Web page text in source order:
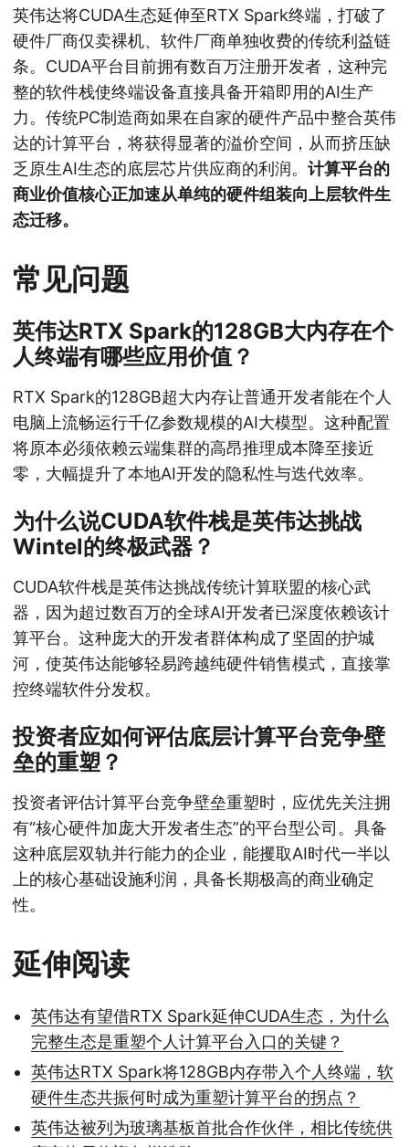
英伟达将CUDA生态延伸至RTX Spark终端，打破了
硬件厂商仅卖裸机、软件厂商单独收费的传统利益链
条。CUDA平台目前拥有数百万注册开发者，这种完
整的软件栈使终端设备直接具备开箱即用的AI生产
力。传统PC制造商如果在自家的硬件产品中整合英伟
达的计算平台，将获得显著的溢价空间，从而挤压缺
乏原生AI生态的底层芯片供应商的利润。 计算平台的
商业价值核心正加速从单纯的硬件组装向上层软件生
态迁移。
常见问题
英伟达RTX Spark的128GB大内存在个
人终端有哪些应用价值？
RTX Spark的128GB超大内存让普通开发者能在个人
电脑上流畅运行千亿参数规模的AI大模型。这种配置
将原本必须依赖云端集群的高昂推理成本降至接近
零，大幅提升了本地AI开发的隐私性与迭代效率。
为什么说CUDA软件栈是英伟达挑战
Wintel的终极武器？
CUDA软件栈是英伟达挑战传统计算联盟的核心武
器，因为超过数百万的全球AI开发者已深度依赖该计
算平台。这种庞大的开发者群体构成了坚固的护城
河，使英伟达能够轻易跨越纯硬件销售模式，直接掌
控终端软件分发权。
投资者应如何评估底层计算平台竞争壁
垒的重塑？
投资者评估计算平台竞争壁垒重塑时，应优先关注拥
有“核心硬件加庞大开发者生态”的平台型公司。具备
这种底层双轨并行能力的企业，能攫取AI时代一半以
上的核心基础设施利润，具备长期极高的商业确定
性。
延伸阅读
英伟达有望借RTX Spark延伸CUDA生态，为什么
完整生态是重塑个人计算平台入口的关键？
英伟达RTX Spark将128GB内存带入个人终端，软
硬件生态共振何时成为重塑计算平台的拐点？
英伟达被列为玻璃基板首批合作伙伴，相比传统供